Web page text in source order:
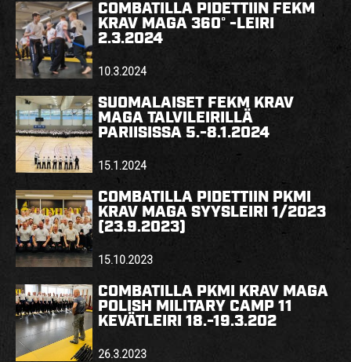
COMBATILLA PIDETTIIN FEKM
KRAV MAGA 360° -LEIRI
2.3.2024
10.3.2024
SUOMALAISET FEKM KRAV
MAGA TALVILEIRILLÄ
PARIISISSA 5.-8.1.2024
15.1.2024
COMBATILLA PIDETTIIN PKMI
KRAV MAGA SYYSLEIRI 1/2023
(23.9.2023)
15.10.2023
COMBATILLA PKMI KRAV MAGA
POLISH MILITARY CAMP 11
KEVÄTLEIRI 18.-19.3.202
26.3.2023